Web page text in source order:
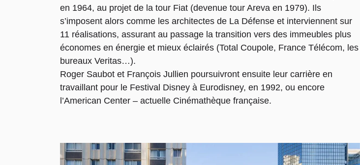
en 1964, au projet de la tour Fiat (devenue tour Areva en 1979). Ils
s’imposent alors comme les architectes de La Défense et interviennent sur
11 réalisations, assurant au passage la transition vers des immeubles plus
économes en énergie et mieux éclairés (Total Coupole, France Télécom, les
bureaux Veritas…).
Roger Saubot et François Jullien poursuivront ensuite leur carrière en
travaillant pour le Festival Disney à Eurodisney, en 1992, ou encore
l’American Center – actuelle Cinémathèque française.